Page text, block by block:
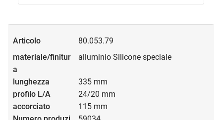
80.053.79
alluminio Silicone speciale
335 mm
24/20 mm
115 mm